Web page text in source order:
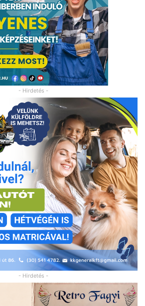
- Hirdetés -
- Hirdetés -